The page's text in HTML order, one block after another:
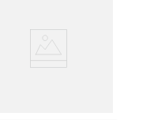
combinação